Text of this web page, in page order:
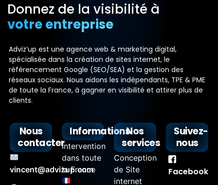
Donnez de la visibilité à
votre entreprise
Adviz’up est une agence web & marketing digital,
spécialisée dans la création de sites internet, le
référencement Google (SEO/SEA) et la gestion des
réseaux sociaux. Nous aidons les indépendants, TPE & PME
de toute la France, à gagner en visibilité et attirer plus de
clients.
Nous
contacter
vincent@advizup.com
Informations
Intervention
dans toute
la France
Nos
services
Conception
de Site
internet
Suivez-
nous
Facebook